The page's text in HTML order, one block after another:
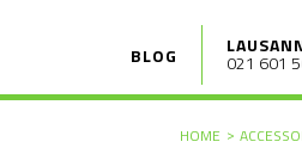
BLOG 021 601
HOME